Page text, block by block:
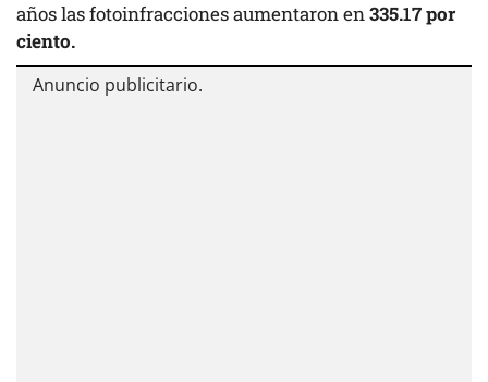
años las fotoinfracciones aumentaron en335.17 por
ciento.